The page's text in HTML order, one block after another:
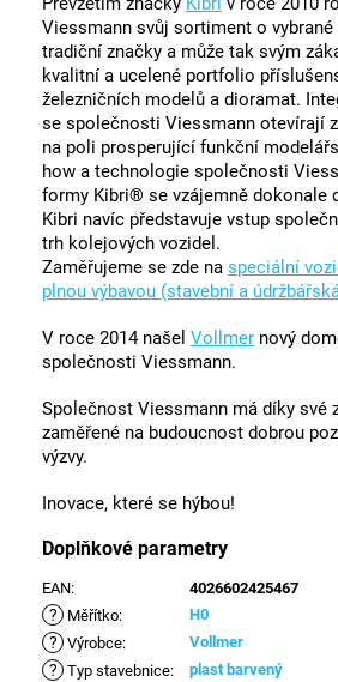
Viessmann svůj sortiment o
tradiční značky a může tak svým
kvalitní a ucelené portfolio
železničních modelů a dioramat.
se společnosti Viessmann otevírají
na poli prosperující funkční
how a technologie společnosti
formy Kibri® se vzájemně dokonale
Kibri navíc představuje vstup
trh kolejových vozidel.
Zaměřujeme se zde na speciální
plnou výbavou (stavební a
V roce 2014 našel Vollmer nový
společnosti Viessmann.
Společnost Viessmann má díky své
zaměřené na budoucnost dobrou
výzvy.
Inovace, které se hýbou!
Doplňkové parametry
EAN: 4026602425467
? Měřítko: H0
? Výrobce: Vollmer
? Typ stavebnice: plast barvený